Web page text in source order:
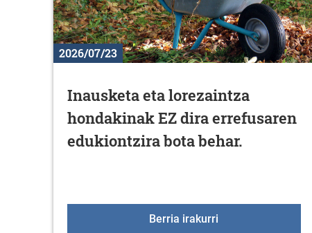
2026/07/23
Inausketa eta lorezaintza
hondakinak EZ dira errefusaren
edukiontzira bota behar.
Berria irakurri Inausketa eta